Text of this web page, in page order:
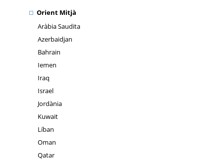
Orient Mitjà
Aràbia Saudita
Azerbaidjan
Bahrain
Iemen
Iraq
Israel
Jordània
Kuwait
Líban
Oman
Qatar